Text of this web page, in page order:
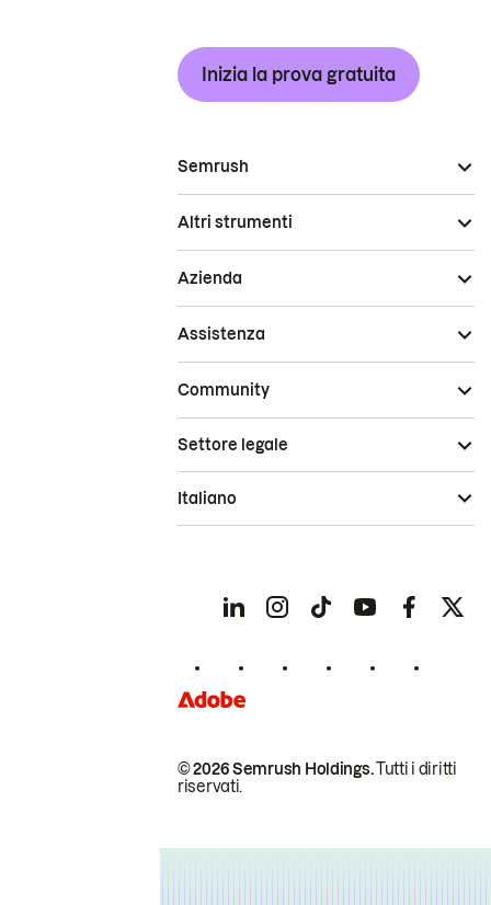
Inizia la prova gratuita
Semrush
Altri strumenti
Azienda
Assistenza
Community
© 2026 Semrush Holdings.Tutti i diritti
riservati.
Settore legale
Italiano